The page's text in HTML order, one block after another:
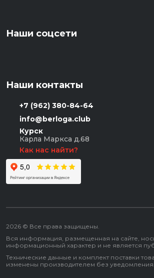
Наши соцсети
Наши контакты
+7 (962) 380-84-64
info@berloga.club
Курск
Карла Маркса д.68
Как нас найти?
2026 © Все права защищены.
Вся информация, размещенная на сайте,
информационный характер и не является
Технические данные и комплект поставки
изменены производителем без уведомления.